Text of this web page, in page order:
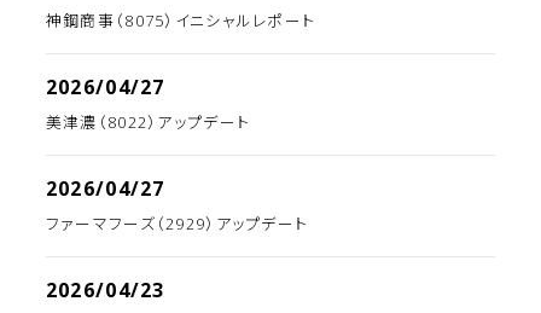
神鋼商事（8075）イニシャルレポート
2026/04/27
美津濃（8022）アップデート
2026/04/27
ファーマフーズ（2929）アップデート
2026/04/23